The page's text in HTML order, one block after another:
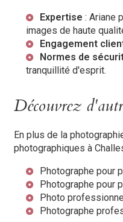
Expertise : Ariane
images de haute
Engagement
Normes de
tranquillité d'esprit.
Découvrez
En plus de la
photographiques à
Photographe pour
Photographe pour
Photo
Photographe